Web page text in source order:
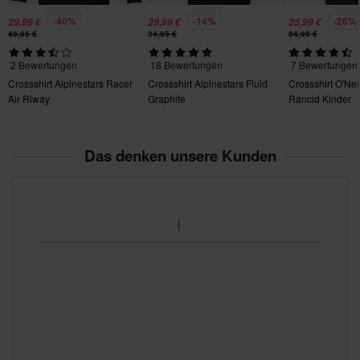
L
115 x 270 x 35 mm
29,99 € -40%
49,95 €
2 Bewertungen
Crossshirt Alpinestars Racer
Air Riway
29,99 € -14%
34,95 €
18 Bewertungen
Crossshirt Alpinestars Fluid
Graphite
25,99 € -26%
34,99 €
7 Bewertungen
Crossshirt
Rancid Kinder
Das denken unsere Kunden